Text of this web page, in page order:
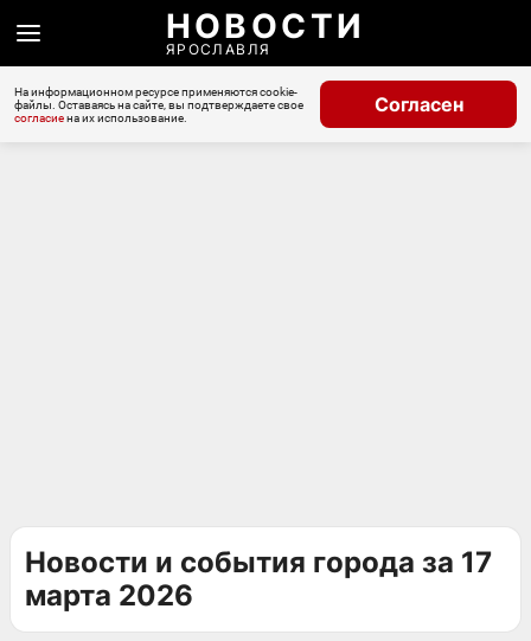
НОВОСТИ
ЯРОСЛАВЛЯ
На информационном ресурсе применяются cookie-
файлы. Оставаясь на сайте, вы подтверждаете свое
согласиена их использование.
Согласен
Новости и события города за 17
марта 2026